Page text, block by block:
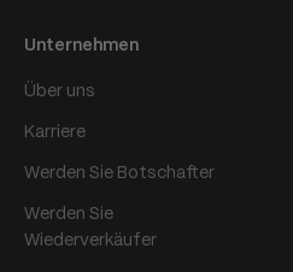
Unternehmen
Über uns
Karriere
Werden Sie Botschafter
Werden Sie
Wiederverkäufer